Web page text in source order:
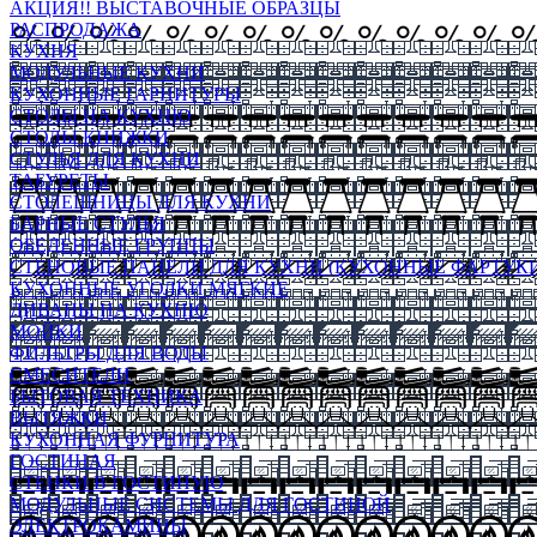
АКЦИЯ!! ВЫСТАВОЧНЫЕ ОБРАЗЦЫ
РАСПРОДАЖА
КУХНЯ
МОДУЛЬНЫЕ КУХНИ
КУХОННЫЕ ГАРНИТУРЫ
СТОЛЫ НА КУХНЮ
СТОЛЫ КНИЖКИ
СТУЛЬЯ ДЛЯ КУХНИ
ТАБУРЕТЫ
СТОЛЕШНИЦЫ ДЛЯ КУХНИ
БАРНЫЕ СТУЛЬЯ
ОБЕДЕННЫЕ ГРУППЫ
СТЕНОВЫЕ ПАНЕЛИ ДЛЯ КУХНИ (КУХОННЫЕ
КУХОННЫЕ УГОЛКИ МЯГКИЕ
ДИВАНЫ НА КУХНЮ
МОЙКИ
ФИЛЬТРЫ ДЛЯ ВОДЫ
СМЕСИТЕЛИ
БЫТОВАЯ ТЕХНИКА
ВЫТЯЖКИ
КУХОННАЯ ФУРНИТУРА
ГОСТИНАЯ
СТЕНКИ В ГОСТИНУЮ
МОДУЛЬНЫЕ СИСТЕМЫ ДЛЯ ГОСТИНОЙ
ЭЛЕКТРОКАМИНЫ